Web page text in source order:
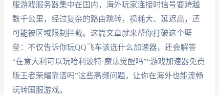
服游戏服务器集中在国内，海外玩家连接时信号要跨越
数千公里，经过复杂的路由跳转，损耗大、延迟高，还
可能被区域限制拦截。这篇文章就来帮你打破这个壁
垒：不仅告诉你玩QQ飞车该选什么加速器，还会解答
“在意大利可以玩哈利波特·魔法觉醒吗”“游戏加速器免费
版王者荣耀靠谱吗”这些高频问题，让你在海外也能流畅
玩转国服游戏。